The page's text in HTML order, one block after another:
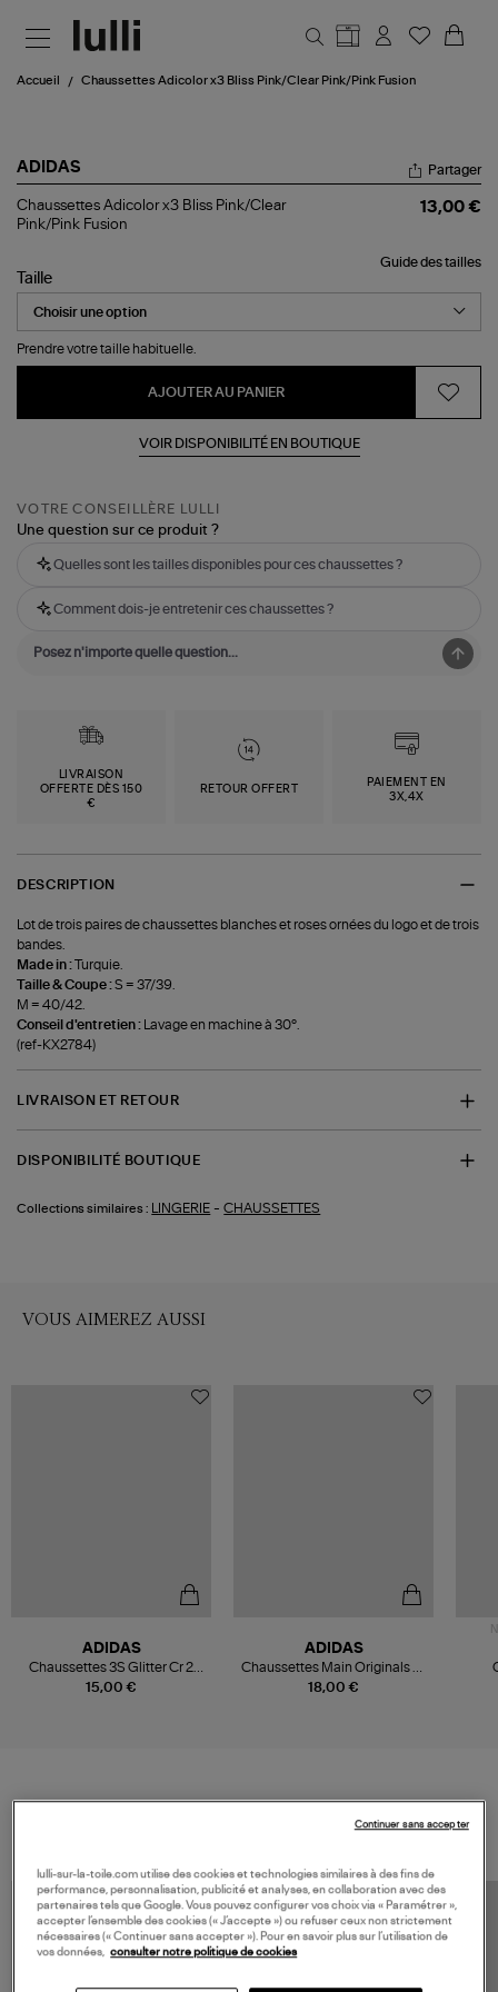
Accueil Chaussettes Adicolor x3 Bliss Pink/Clear Pink/Pink Fusion
ADIDAS
Chaussettes
Adicolor
Pink/Clear
Pink/Pink
Fusion
Partager
Chaussettes Adicolor x3 Bliss Pink/Clear
Pink/Pink Fusion
13,00 €
Guide des tailles
Taille
Prendre votre taille habituelle.
AJOUTER AU PANIER
VOIR DISPONIBILITÉ EN BOUTIQUE
VOTRE CONSEILLÈRE LULLI
Une question sur ce produit ?
Quelles sont les tailles disponibles pour ces chaussettes ?
Comment dois-je entretenir ces chaussettes ?
LIVRAISON
OFFERTE DÈS 150
€
RETOUR OFFERT
PAIEMENT EN
3X,4X
DESCRIPTION
Lot de trois paires de chaussettes blanches et roses ornées du logo et de trois
bandes.
Made in :
Turquie.
Taille & Coupe :S = 37/39.
M = 40/42.
Conseil d'entretien : Lavage en machine à 30°.
(ref-KX2784)
LIVRAISON ET RETOUR
DISPONIBILITÉ BOUTIQUE
Collections similaires : LINGERIE -CHAUSSETTES
VOUS AIMEREZ AUSSI
15,00 €
ADIDAS
Chaussettes 3S Glitter Cr 2
Pnkfus White
18,00 €
ADIDAS
Chaussettes Main Originals x2
Offwhite/Wonder Quartz
lulli-sur-la-toile.com utilise des cookies et technologies similaires à des fins de
performance, personnalisation, publicité et analyses, en collaboration avec des
partenaires tels que Google. Vous pouvez configurer vos choix via « Paramétrer »,
accepter l’ensemble des cookies (« J’accepte ») ou refuser ceux non strictement
nécessaires (« Continuer sans accepter »). Pour en savoir plus sur l’utilisation de
vos données, consulter notre politique de cookies
Continuer sans accepter